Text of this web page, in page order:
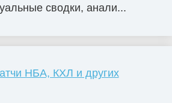
сводки, анали...
НБА, КХЛ и других